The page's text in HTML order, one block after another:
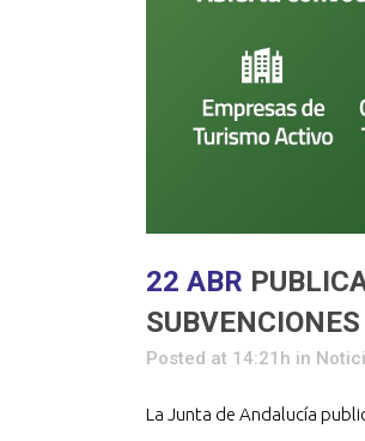
22 ABR
Posted at 14:21h in
La Junta de Andalucía